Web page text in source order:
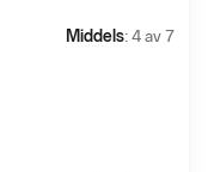
Middels: 4 av 7